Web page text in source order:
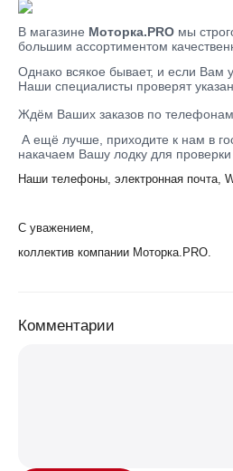
В магазине Моторка.PRO мы
большим ассортиментом
Однако всякое бывает, и если Вам
Наши специалисты проверят
Ждём Ваших заказов по телефонам
А ещё лучше, приходите к нам в
накачаем Вашу лодку для
Наши телефоны, электронная почта,
С уважением,
коллектив компании Моторка.PRO.
Комментарии